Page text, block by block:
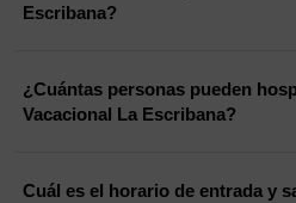
Escribana?
¿Cuántas personas pueden
Vacacional La Escribana?
Cuál es el horario de entrada y salida